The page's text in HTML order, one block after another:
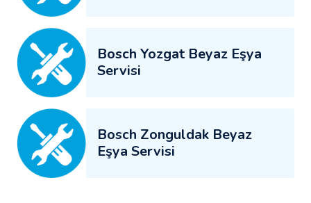
Bosch Yozgat Beyaz Eşya
Servisi
Bosch Zonguldak Beyaz
Eşya Servisi